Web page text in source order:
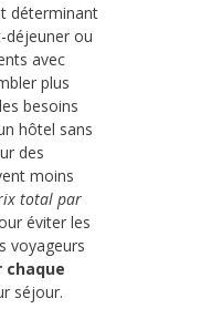
déterminant
déjeuner ou
avec
plus
besoins
hôtel sans
des
moins
total par
éviter les
voyageurs
chaque
séjour.